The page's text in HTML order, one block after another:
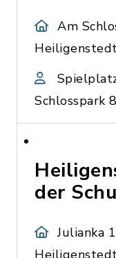
Am
Schlosspark
der
Julianka